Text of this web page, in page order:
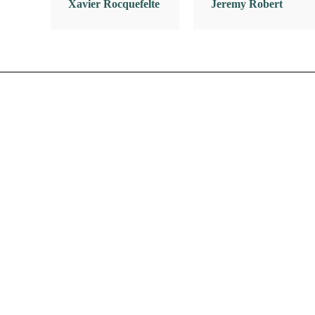
Xavier Rocquefelte Jeremy Robert